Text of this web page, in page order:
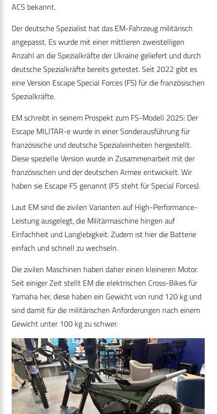
ACS bekannt.
Der deutsche Spezialist hat das EM-Fahrzeug militärisch
angepasst. Es wurde mit einer mittleren zweistelligen
Anzahl an die Spezialkräfte der Ukraine geliefert und durch
deutsche Spezialkräfte bereits getestet. Seit 2022 gibt es
eine Version Escape Special Forces (FS) für die französischen
Spezialkräfte.
EM schreibt in seinem Prospekt zum FS-Modell 2025: Der
Escape MILITAR-e wurde in einer Sonderausführung für
französische und deutsche Spezialeinheiten hergestellt.
Diese spezielle Version wurde in Zusammenarbeit mit der
französischen und der deutschen Armee entwickelt. Wir
haben sie Escape FS genannt (FS steht für Special Forces).
Laut EM sind die zivilen Varianten auf High-Performance-
Leistung ausgelegt, die Militärmaschine hingen auf
Einfachheit und Langlebigkeit. Zudem ist hier die Batterie
einfach und schnell zu wechseln.
Die zivilen Maschinen haben daher einen kleineren Motor.
Seit einiger Zeit stellt EM die elektrischen Cross-Bikes für
Yamaha her, diese haben ein Gewicht von rund 120 kg und
sind damit für die militärischen Anforderungen nach einem
Gewicht unter 100 kg zu schwer.